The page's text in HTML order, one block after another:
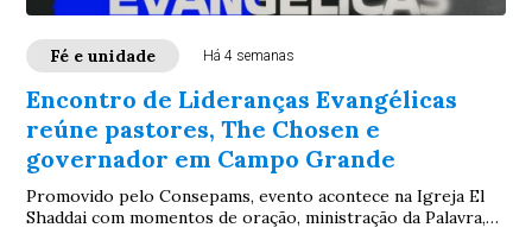
Fé e unidade Há 4 semanas
Encontro de Lideranças Evangélicas
reúne pastores, The Chosen e
governador em Campo Grande
Promovido pelo Consepams, evento acontece na Igreja El
Shaddai com momentos de oração, ministração da Palavra,